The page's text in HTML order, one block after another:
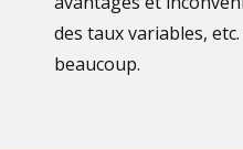
des taux variables,
beaucoup.